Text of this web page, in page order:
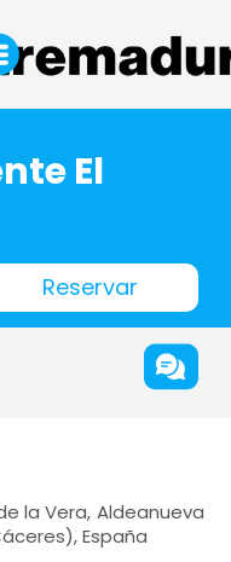
El
Reservar
la Vera, Aldeanueva
España